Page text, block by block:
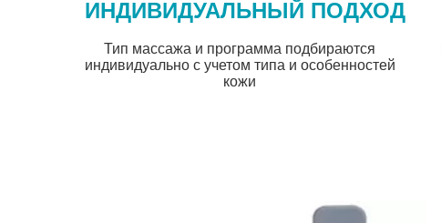
Тип массажа и программа подбираются
индивидуально с учетом типа и особенностей
кожи
ИНДИВИДУАЛЬНЫЙ ПОДХОД